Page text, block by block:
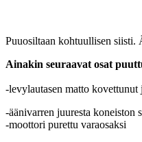
Puuosiltaan kohtuullisen siisti.
Ainakin seuraavat osat
-levylautasen matto kovettunut
-äänivarren juuresta koneiston
-moottori purettu varaosaksi